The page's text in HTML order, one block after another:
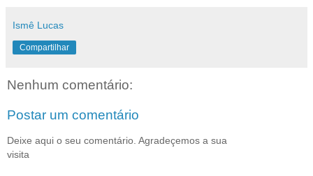
Ismê Lucas
Compartilhar
Nenhum comentário:
Postar um comentário
Deixe aqui o seu comentário. Agradeçemos a sua
visita